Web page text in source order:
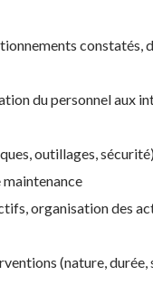
constatés,
du personnel aux
outillages, sécurité)
organisation des
(nature,